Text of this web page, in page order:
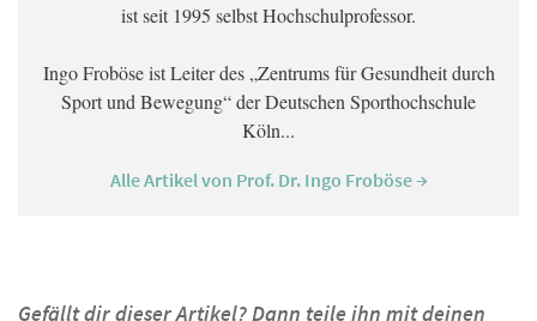
ist seit 1995 selbst Hochschulprofessor.
Ingo Froböse ist Leiter des „Zentrums für Gesundheit durch
Sport und Bewegung“ der Deutschen Sporthochschule
Köln...
Alle Artikel von Prof. Dr. Ingo Froböse →
Gefällt dir dieser Artikel? Dann teile ihn mit deinen